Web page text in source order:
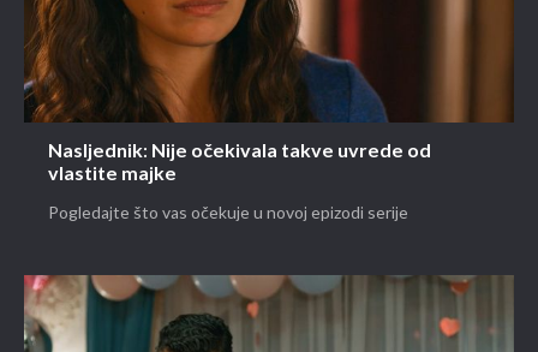
Nasljednik: Nije očekivala takve uvrede od
vlastite majke
Pogledajte što vas očekuje u novoj epizodi serije